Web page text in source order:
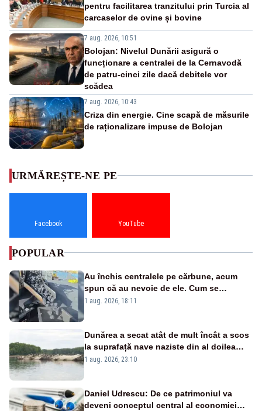
pentru facilitarea tranzitului prin Turcia al
carcaselor de ovine și bovine
7 aug. 2026, 10:51
Bolojan: Nivelul Dunării asigură o
funcționare a centralei de la Cernavodă
de patru-cinci zile dacă debitele vor
scădea
7 aug. 2026, 10:43
Criza din energie. Cine scapă de măsurile
de raționalizare impuse de Bolojan
URMĂREȘTE-NE PE
Facebook YouTube
POPULAR
Au închis centralele pe cărbune, acum
spun că au nevoie de ele. Cum se
pasează vina în plină criză energetică
1 aug. 2026, 18:11
Dunărea a secat atât de mult încât a scos
la suprafață nave naziste din al doilea
război mondial
1 aug. 2026, 23:10
Daniel Udrescu: De ce patrimoniul va
deveni conceptul central al economiei